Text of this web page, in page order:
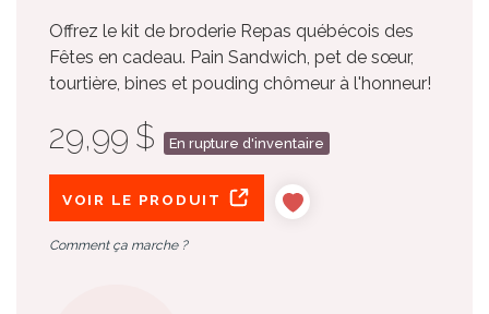
Offrez le kit de broderie Repas québécois des
Fêtes en cadeau. Pain Sandwich, pet de sœur,
tourtière, bines et pouding chômeur à l'honneur!
29,99 $ En rupture d'inventaire
VOIR LE PRODUIT
Comment ça marche ?